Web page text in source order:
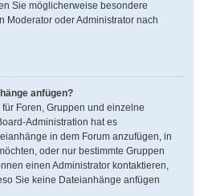
Sie möglicherweise besondere
Moderator oder Administrator nach
anfügen?
Foren, Gruppen und einzelne
Administration hat es
in dem Forum anzufügen, in
oder nur bestimmte Gruppen
einen Administrator kontaktieren,
Sie keine Dateianhänge anfügen